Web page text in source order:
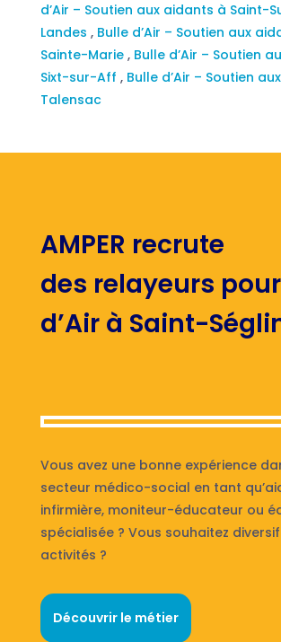
d’Air – Soutien aux aidants à Saint-
Landes , Bulle d’Air – Soutien aux
Sainte-Marie , Bulle d’Air – Soutien
Sixt-sur-Aff , Bulle d’Air – Soutien
Talensac
AMPER recrute
des relayeurs
d’Air à Saint-
Vous avez une bonne expérience
secteur médico-social en tant
infirmière, moniteur-éducateur ou
spécialisée ? Vous souhaitez
activités ?
Découvrir le métier